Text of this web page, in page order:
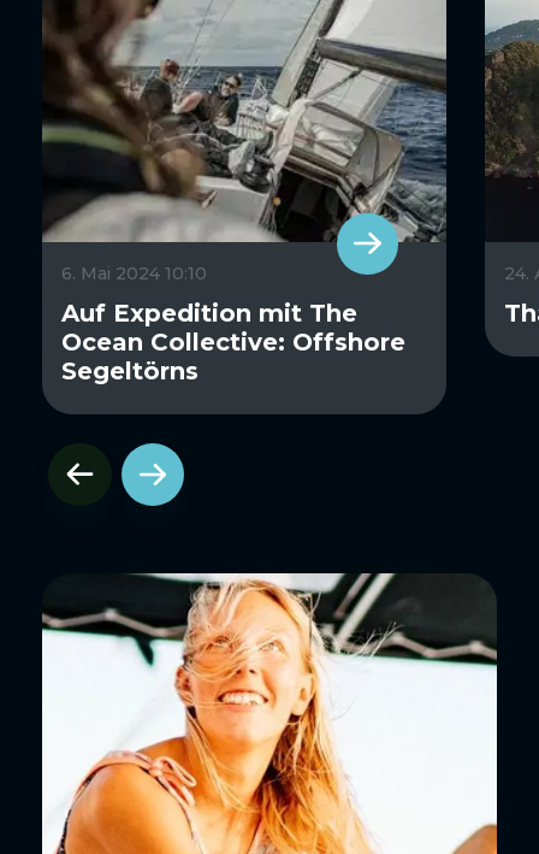
6. Mai 2024 10:10
Auf Expedition mit The
Ocean Collective: Offshore
Segeltörns
24.